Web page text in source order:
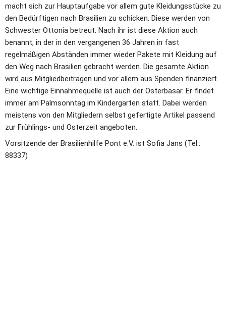
macht sich zur Hauptaufgabe vor allem gute Kleidungsstücke zu
den Bedürftigen nach Brasilien zu schicken. Diese werden von
Schwester Ottonia betreut. Nach ihr ist diese Aktion auch
benannt, in der in den vergangenen 36 Jahren in fast
regelmäßigen Abständen immer wieder Pakete mit Kleidung auf
den Weg nach Brasilien gebracht werden. Die gesamte Aktion
wird aus Mitgliedbeiträgen und vor allem aus Spenden finanziert.
Eine wichtige Einnahmequelle ist auch der Osterbasar. Er findet
immer am Palmsonntag im Kindergarten statt. Dabei werden
meistens von den Mitgliedern selbst gefertigte Artikel passend
zur Frühlings- und Osterzeit angeboten.
Vorsitzende der Brasilienhilfe Pont e.V. ist Sofia Jans (Tel.:
88337)